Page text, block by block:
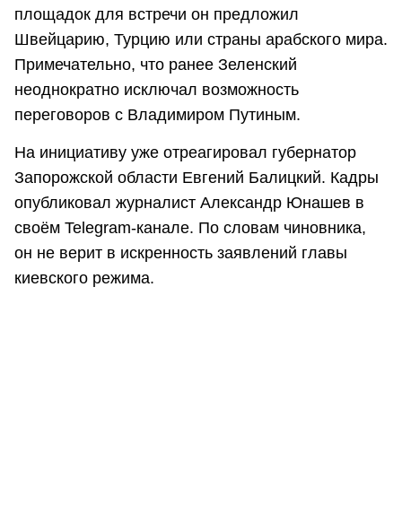
площадок для встречи он предложил
Швейцарию, Турцию или страны арабского мира.
Примечательно, что ранее Зеленский
неоднократно исключал возможность
переговоров с Владимиром Путиным.
На инициативу уже отреагировал губернатор
Запорожской области Евгений Балицкий. Кадры
опубликовал журналист Александр Юнашев в
своём Telegram-канале. По словам чиновника,
он не верит в искренность заявлений главы
киевского режима.